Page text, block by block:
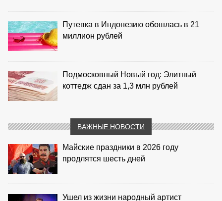
Путевка в Индонезию обошлась в 21
миллион рублей
Подмосковный Новый год: Элитный
коттедж сдан за 1,3 млн рублей
ВАЖНЫЕ НОВОСТИ
Майские праздники в 2026 году
продлятся шесть дней
Ушел из жизни народный артист